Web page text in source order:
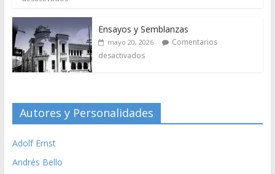
Ensayos y Semblanzas
mayo 20, 2026
Comentarios
desactivados
Autores y Personalidades
Adolf Ernst
Andrés Bello